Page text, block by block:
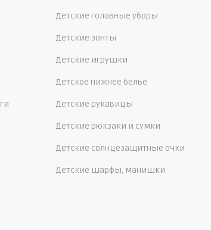
Детские головные уборы
Детские зонты
Детские игрушки
Детское нижнее белье
Детские рукавицы
Детские рюкзаки и сумки
Детские солнцезащитные очки
Детские шарфы, манишки